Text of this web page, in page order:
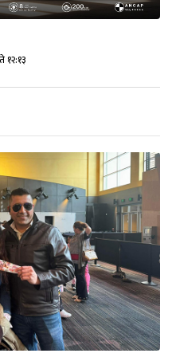
१२:१३